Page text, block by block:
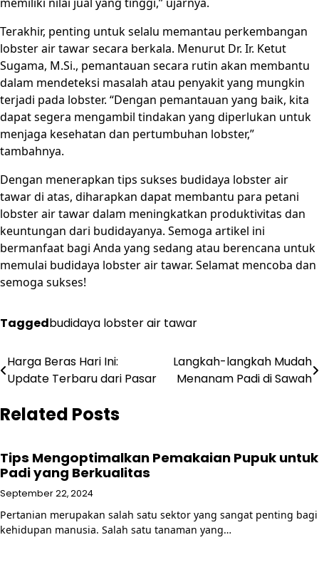
Terakhir, penting untuk selalu memantau perkembangan
lobster air tawar secara berkala. Menurut Dr. Ir. Ketut
Sugama, M.Si., pemantauan secara rutin akan membantu
dalam mendeteksi masalah atau penyakit yang mungkin
terjadi pada lobster. “Dengan pemantauan yang baik, kita
dapat segera mengambil tindakan yang diperlukan untuk
menjaga kesehatan dan pertumbuhan lobster,”
tambahnya.
Dengan menerapkan tips sukses budidaya lobster air
tawar di atas, diharapkan dapat membantu para petani
lobster air tawar dalam meningkatkan produktivitas dan
keuntungan dari budidayanya. Semoga artikel ini
bermanfaat bagi Anda yang sedang atau berencana untuk
memulai budidaya lobster air tawar. Selamat mencoba dan
semoga sukses!
Taggedbudidaya lobster air tawar
Post
navigation
Harga Beras Hari Ini:
Update Terbaru dari Pasar
Langkah-langkah Mudah
Menanam Padi di Sawah
Related Posts
Tips Mengoptimalkan Pemakaian Pupuk untuk
Padi yang Berkualitas
September 22, 2024
Pertanian merupakan salah satu sektor yang sangat penting bagi
kehidupan manusia. Salah satu tanaman yang…